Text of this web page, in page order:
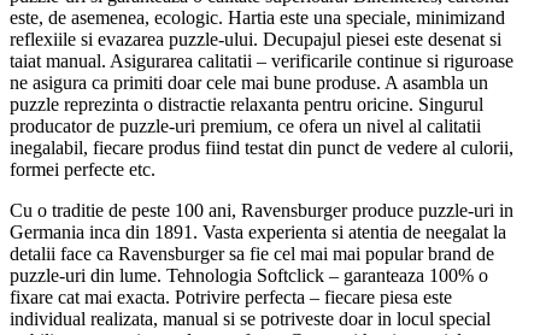
este, de asemenea, ecologic. Hartia este una speciale, minimizand
reflexiile si evazarea puzzle-ului. Decupajul piesei este desenat si
taiat manual. Asigurarea calitatii – verificarile continue si riguroase
ne asigura ca primiti doar cele mai bune produse. A asambla un
puzzle reprezinta o distractie relaxanta pentru oricine. Singurul
producator de puzzle-uri premium, ce ofera un nivel al calitatii
inegalabil, fiecare produs fiind testat din punct de vedere al culorii,
formei perfecte etc.
Cu o traditie de peste 100 ani, Ravensburger produce puzzle-uri in
Germania inca din 1891. Vasta experienta si atentia de neegalat la
detalii face ca Ravensburger sa fie cel mai mai popular brand de
puzzle-uri din lume. Tehnologia Softclick – garanteaza 100% o
fixare cat mai exacta. Potrivire perfecta – fiecare piesa este
individual realizata, manual si se potriveste doar in locul special